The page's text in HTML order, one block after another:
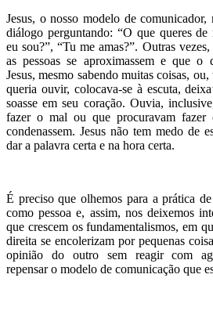
Jesus, o nosso modelo de
diálogo perguntando: “O que queres
eu sou?”, “Tu me amas?”. Outras
as pessoas se aproximassem e que o
Jesus, mesmo sabendo muitas coisas,
queria ouvir, colocava-se à escuta,
soasse em seu coração. Ouvia,
fazer o mal ou que procuravam fazer
condenassem. Jesus não tem medo de
dar a palavra certa e na hora certa.
É preciso que olhemos para a prática
como pessoa e, assim, nos deixemos
que crescem os fundamentalismos, em
direita se encolerizam por pequenas
opinião do outro sem reagir com
repensar o modelo de comunicação que